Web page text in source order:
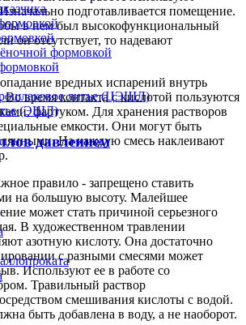
формовкой
литье (ЦЭШЛ)
(ЭШЛ)
давлением
подготавливается помещение.
в нем был высокофункциональный
он отсутствует, то надевают
вредных испарений внутрь
время контакта с кислотой пользуются
фартуком. Для хранения растворов
емкости. Они могут быть
На каждую смесь наклеивают
правило - запрещено ставить
на большую высоту. Малейшее
может стать причиной серьезного
В художественном травлении
азотную кислоту. Она достаточно
с разными смесями может
Используют ее в работе со
Травильный раствор
смешивания кислоты с водой.
быть добавлена в воду, а не наоборот.